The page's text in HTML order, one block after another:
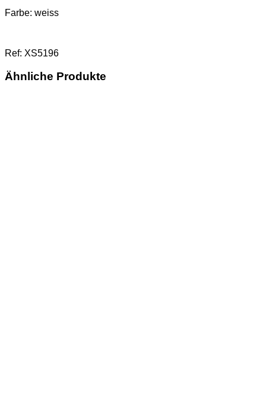
Farbe: weiss
Ref: XS5196
Ähnliche Produkte